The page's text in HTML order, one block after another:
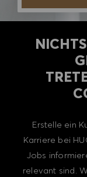
Erstelle ein
Karriere bei
Jobs
relevant sind.